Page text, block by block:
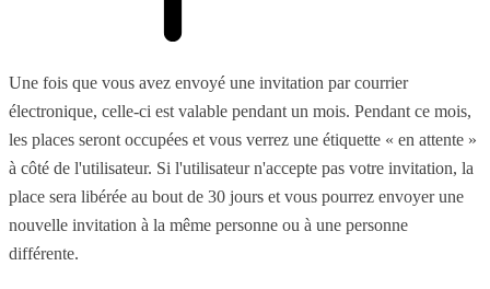
Une fois que vous avez envoyé une invitation par courrier
électronique, celle-ci est valable pendant un mois. Pendant ce mois,
les places seront occupées et vous verrez une étiquette « en attente »
à côté de l'utilisateur. Si l'utilisateur n'accepte pas votre invitation, la
place sera libérée au bout de 30 jours et vous pourrez envoyer une
nouvelle invitation à la même personne ou à une personne
différente.